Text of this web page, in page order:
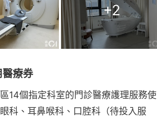
+2
療券
14個指定科室的門診醫療護理服務使
科、耳鼻喉科、口腔科（待投入服